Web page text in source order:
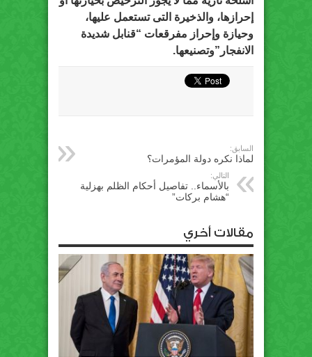
إحرازها، والذخيرة التى تستعمل عليها،
وحيازة وإحراز مفرقعات “قنابل شديدة
الانفجار”وتصنيعها.
السابق:
لماذا نكره دولة المؤمرات؟
التالي:
بالأسماء.. تفاصيل أحكام الظلم بهزلية
“هشام بركات”
مقالات أخري